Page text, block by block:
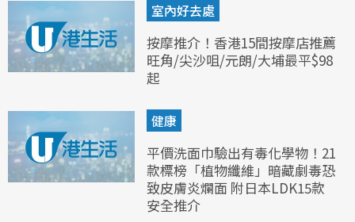
室內好去處
按摩推介！香港15間按摩店推薦
旺角/尖沙咀/元朗/大埔最平$98
起
健康
平價洗面巾驗出有毒化學物！21
款標榜「植物纖維」暗藏劇毒恐
致皮膚炎爛面 附日本LDK15款
安全推介